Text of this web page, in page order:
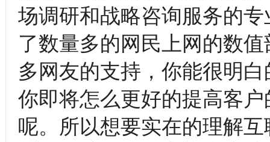
场调研和战略咨询服务的
了数量多的网民上网的数
多网友的支持，你能很明
你即将怎么更好的提高客
呢。所以想要实在的理解